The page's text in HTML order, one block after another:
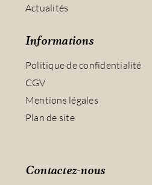
Actualités
Informations
Politique de confidentialité
CGV
Mentions légales
Plan de site
Contactez-nous